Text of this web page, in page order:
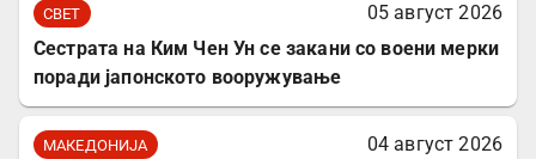
СВЕТ
05 август 2026
Сестрата на Ким Чен Ун се закани со воени мерки
поради јапонското вооружување
МАКЕДОНИЈА
04 август 2026